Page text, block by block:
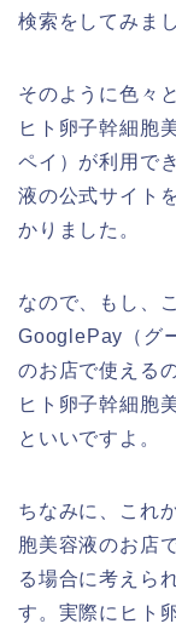
検索をしてみまし
そのように色々
ヒト卵子幹細胞
ペイ）が利用で
液の公式サイト
かりました。
なので、もし、
GooglePay（グ
のお店で使える
ヒト卵子幹細胞
といいですよ。
ちなみに、これ
胞美容液のお店
る場合に考えら
す。実際にヒト